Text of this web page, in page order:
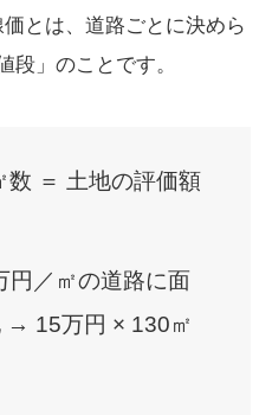
とは、道路ごとに決めら
段」のことです。
数 ＝ 土地の評価額
円／㎡の道路に面
→ 15万円 × 130㎡